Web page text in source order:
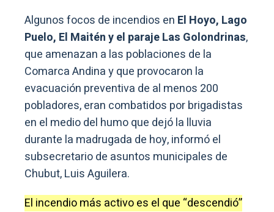
Algunos focos de incendios en El Hoyo, Lago
Puelo, El Maitén y el paraje Las Golondrinas,
que amenazan a las poblaciones de la
Comarca Andina y que provocaron la
evacuación preventiva de al menos 200
pobladores, eran combatidos por brigadistas
en el medio del humo que dejó la lluvia
durante la madrugada de hoy, informó el
subsecretario de asuntos municipales de
Chubut, Luis Aguilera.
El incendio más activo es el que “descendió”